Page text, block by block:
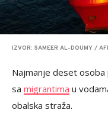
IZVOR: SAMEER AL-DOUMY /
Najmanje deset
sa migrantima u
obalska straža.